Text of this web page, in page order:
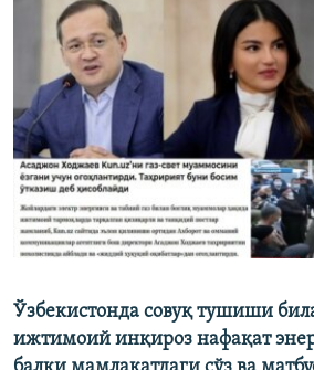
Озодлик бошқа тилларда
Ўзбекистонда совуқ тушиши
ижтимоий инқироз нафақат